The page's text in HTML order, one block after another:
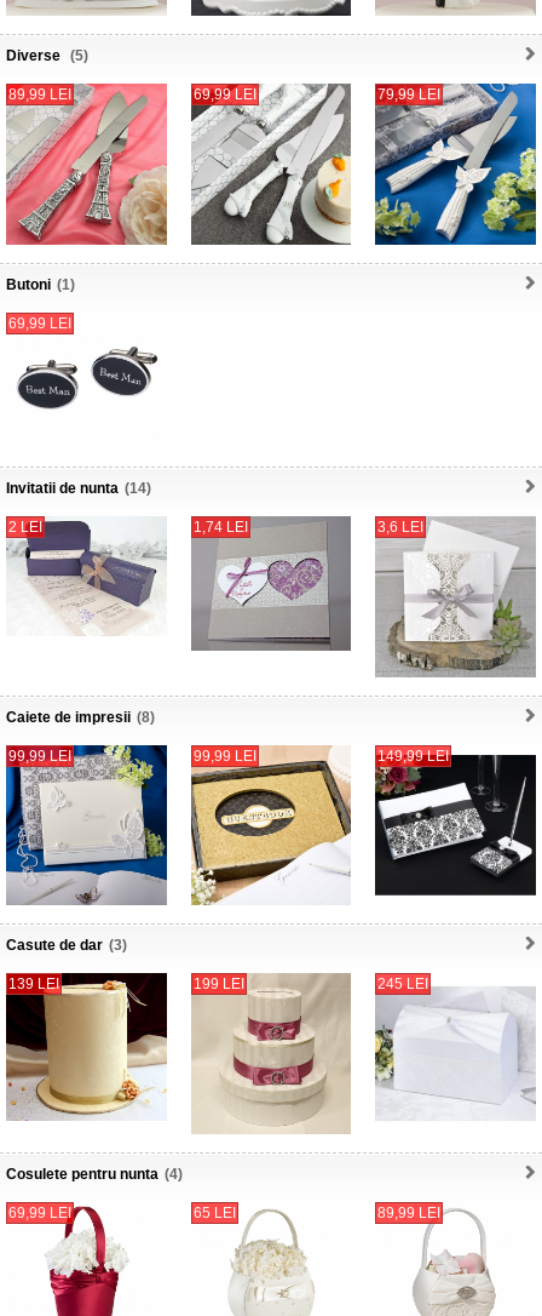
Diverse (5)
89,99 LEI 69,99 LEI 79,99 LEI
Butoni (1)
69,99 LEI
Invitatii de nunta (14)
2 LEI 1,74 LEI 3,6 LEI
Caiete de impresii (8)
99,99 LEI 99,99 LEI 149,99 LEI
Casute de dar (3)
139 LEI 199 LEI 245 LEI
Cosulete pentru nunta (4)
69,99 LEI 65 LEI 89,99 LEI